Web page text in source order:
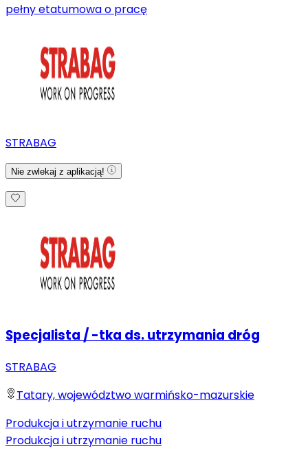
pełny etatumowa o pracę
STRABAG
Nie zwlekaj z aplikacją!
Specjalista / -tka ds. utrzymania dróg
STRABAG
Tatary, województwo warmińsko-mazurskie
Produkcja i utrzymanie ruchu
Produkcja i utrzymanie ruchu